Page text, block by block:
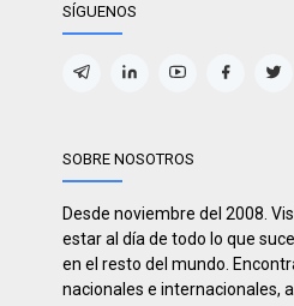
SÍGUENOS
SOBRE NOSOTROS
Desde noviembre del 2008.
estar al día de todo lo que
en el resto del mundo.
nacionales e internacionales,